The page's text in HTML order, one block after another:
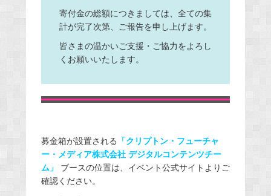
寄付金の総額につきましては、全ての集
計が完了次第、ご報告を申し上げます。
皆さまの温かいご支援・ご協力をよろし
くお願いいたします。
募金箱が設置される 「クリプトン・フューチャ
ー・メディア株式会社 デジタルコンテンツチー
ム」
ブースの位置は、イベント公式サイトよりご
確認ください。